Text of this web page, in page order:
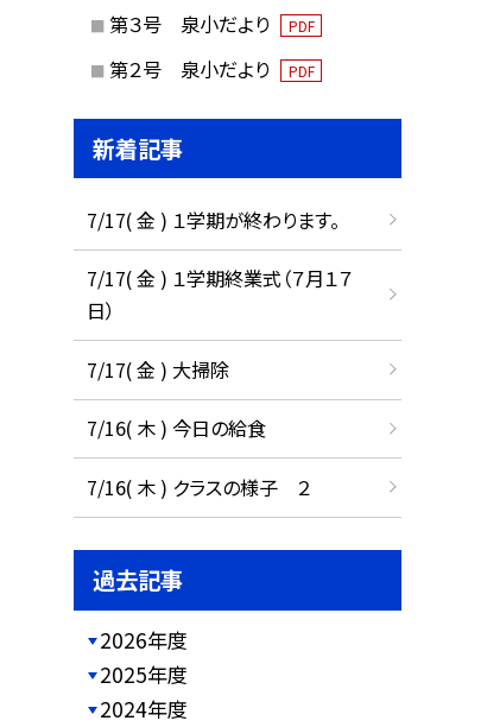
第３号 泉小だより PDF
第２号 泉小だより PDF
新着記事
7/17( 金 ) １学期が終わります。
7/17( 金 ) １学期終業式（７月１７
日）
7/17( 金 ) 大掃除
7/16( 木 ) 今日の給食
7/16( 木 ) クラスの様子 ２
過去記事
2026年度
2025年度
2024年度